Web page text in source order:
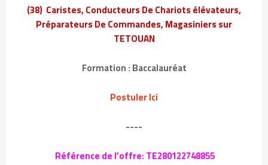
(38) Caristes, Conducteurs De Chariots élévateurs,
Préparateurs De Commandes, Magasiniers sur
TETOUAN
Formation : Baccalauréat
Postuler Ici
----
Référence de l’offre: TE280122748855